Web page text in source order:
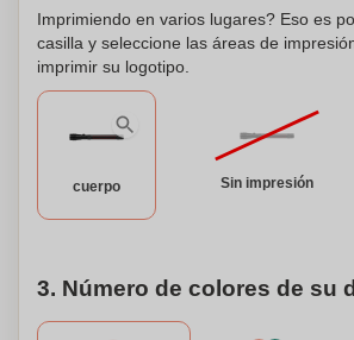
Imprimiendo en varios lugares? Eso es
casilla y seleccione las áreas de
imprimir su logotipo.
cuerpo Sin impresión
3. Número de colores de su